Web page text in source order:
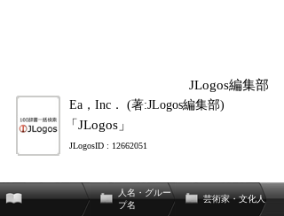
JLogos編集部
Ea，Inc． (著:JLogos編集部)
「JLogos」
JLogosID : 12662051
人名・グルー
プ名
芸術家・文化人